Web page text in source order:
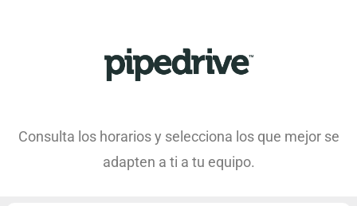
Consulta los horarios y selecciona los que mejor se
adapten a ti a tu equipo.